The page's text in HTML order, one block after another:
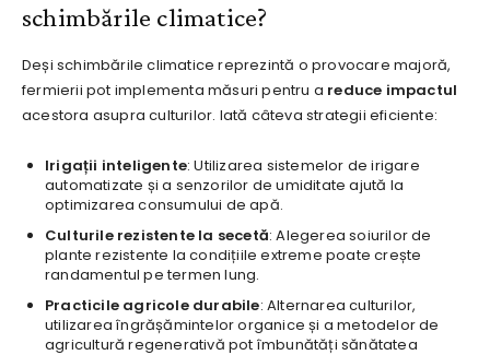
schimbările climatice?
Deși schimbările climatice reprezintă o provocare majoră,
fermierii pot implementa măsuri pentru a reduce impactul
acestora asupra culturilor. Iată câteva strategii eficiente:
Irigații inteligente: Utilizarea sistemelor de irigare
automatizate și a senzorilor de umiditate ajută la
optimizarea consumului de apă.
Culturile rezistente la secetă: Alegerea soiurilor de
plante rezistente la condițiile extreme poate crește
randamentul pe termen lung.
Practicile agricole durabile: Alternarea culturilor,
utilizarea îngrășămintelor organice și a metodelor de
agricultură regenerativă pot îmbunătăți sănătatea